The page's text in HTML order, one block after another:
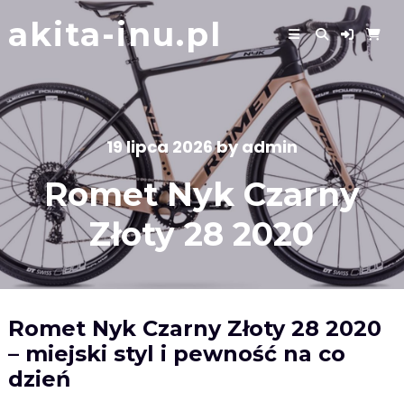
to
content
akita-inu.pl
19 lipca 2026byadmin
Romet Nyk Czarny
Złoty 28 2020
Romet Nyk Czarny Złoty 28 2020
– miejski styl i pewność na co
dzień